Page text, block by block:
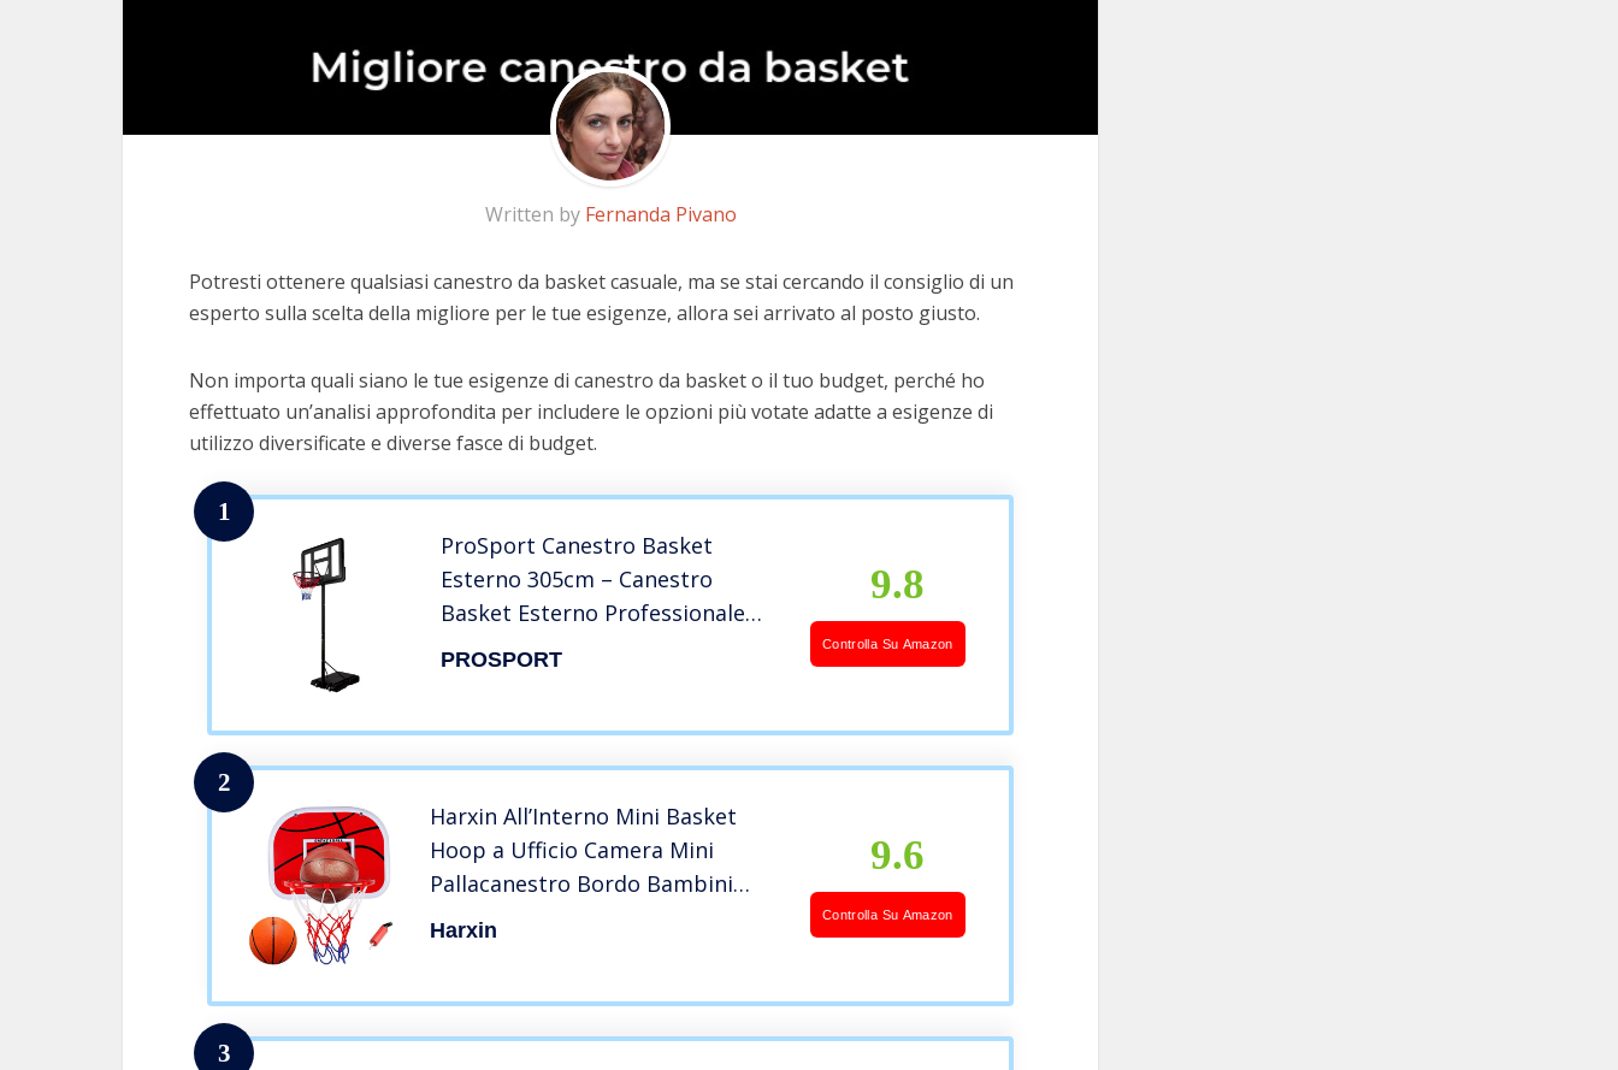
Written by Fernanda Pivano
Potresti ottenere qualsiasi canestro da basket casuale, ma se stai cercando il consiglio di un
esperto sulla scelta della migliore per le tue esigenze, allora sei arrivato al posto giusto.
Non importa quali siano le tue esigenze di canestro da basket o il tuo budget, perché ho
effettuato un’analisi approfondita per includere le opzioni più votate adatte a esigenze di
utilizzo diversificate e diverse fasce di budget.
1
ProSport Canestro Basket
Esterno 305cm – Canestro
Basket Esterno Professionale
Regolabile in Altezza da 1,5 a
PROSPORT
9.8
Controlla Su Amazon
2
Harxin All’Interno Mini Basket
Hoop a Ufficio Camera Mini
Pallacanestro Bordo Bambini
Sport di Svago con la Sfera e la
Harxin
9.6
Controlla Su Amazon
3